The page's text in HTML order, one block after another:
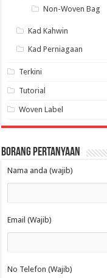
Non-Woven Bag
Kad Kahwin
Kad Perniagaan
Terkini
Tutorial
Woven Label
Borang Pertanyaan
Nama anda (wajib)
Email (Wajib)
No Telefon (Wajib)